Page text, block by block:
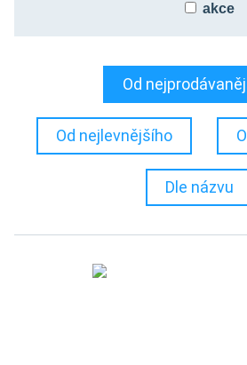
akce
Od
Od nejlevnějšího
Dle názvu